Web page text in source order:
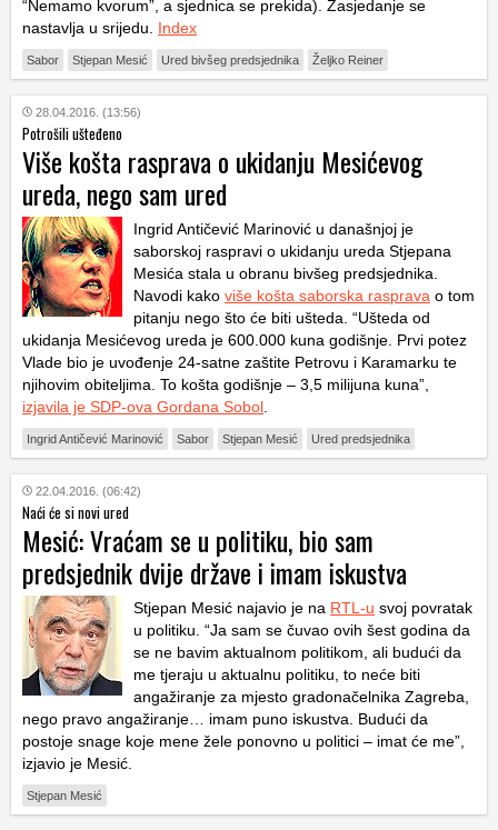
“Nemamo kvorum”, a sjednica se prekida). Zasjedanje se
nastavlja u srijedu. Index
Sabor Stjepan Mesić Ured bivšeg predsjednika Željko Reiner
28.04.2016. (13:56)
Potrošili ušteđeno
Više košta rasprava o ukidanju Mesićevog
ureda, nego sam ured
Ingrid Antičević Marinović u današnjoj je
saborskoj raspravi o ukidanju ureda Stjepana
Mesića stala u obranu bivšeg predsjednika.
Navodi kako više košta saborska rasprava o tom
pitanju nego što će biti ušteda. “Ušteda od
ukidanja Mesićevog ureda je 600.000 kuna godišnje. Prvi potez
Vlade bio je uvođenje 24-satne zaštite Petrovu i Karamarku te
njihovim obiteljima. To košta godišnje – 3,5 milijuna kuna”,
izjavila je SDP-ova Gordana Sobol
Ingrid Antičević Marinović Sabor Stjepan Mesić Ured predsjednika
22.04.2016. (06:42)
Naći će si novi ured
Mesić: Vraćam se u politiku, bio sam
predsjednik dvije države i imam iskustva
Stjepan Mesić najavio je na RTL-u svoj povratak
u politiku. “Ja sam se čuvao ovih šest godina da
se ne bavim aktualnom politikom, ali budući da
me tjeraju u aktualnu politiku, to neće biti
angažiranje za mjesto gradonačelnika Zagreba,
nego pravo angažiranje… imam puno iskustva. Budući da
postoje snage koje mene žele ponovno u politici – imat će me”,
izjavio je Mesić.
Stjepan Mesić